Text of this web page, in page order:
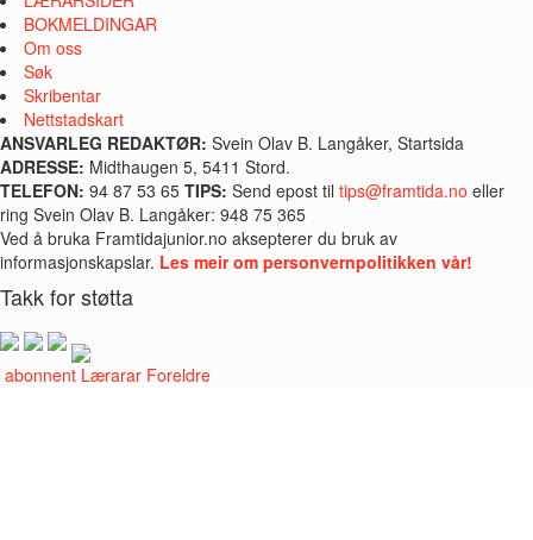
BOKMELDINGAR
Om oss
Søk
Skribentar
Nettstadskart
ANSVARLEG REDAKTØR: Svein Olav B. Langåker, Startsida
ADRESSE: Midthaugen 5, 5411 Stord.
TELEFON: 94 87 53 65 TIPS: Send epost til tips@framtida.no eller
ring Svein Olav B. Langåker: 948 75 365
Ved å bruka Framtidajunior.no aksepterer du bruk av
informasjonskapslar. Les meir om personvernpolitikken vår!
Takk for støtta
abonnent Lærarar Foreldre